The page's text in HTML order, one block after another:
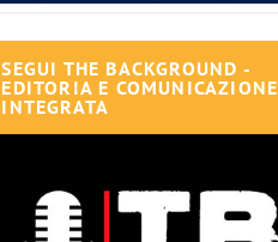
SEGUI THE BACKGROUND -
EDITORIA E COMUNICAZIONE
INTEGRATA